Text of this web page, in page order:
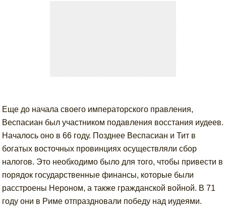
Еще до начала своего императорского правления,
Веспасиан был участником подавления восстания иудеев.
Началось оно в 66 году. Позднее Веспасиан и Тит в
богатых восточных провинциях осуществляли сбор
налогов. Это необходимо было для того, чтобы привести в
порядок государственные финансы, которые были
расстроены Нероном, а также гражданской войной. В 71
году они в Риме отпраздновали победу над иудеями.